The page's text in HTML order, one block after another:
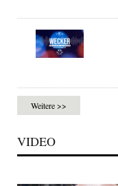
Weitere >>
VIDEO